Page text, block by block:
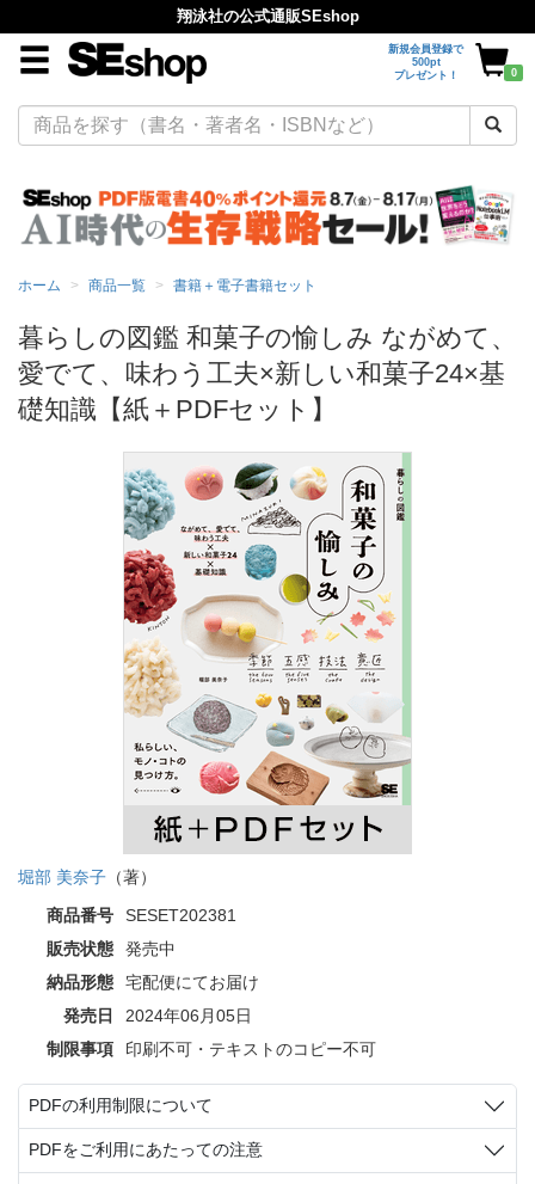
翔泳社の公式通販SEshop
新規会員登録で
500pt
プレゼント！
0
ホーム 商品一覧 書籍＋電子書籍セット
暮らしの図鑑 和菓子の愉しみ ながめて、
愛でて、味わう工夫×新しい和菓子24×基
礎知識【紙＋PDFセット】
堀部 美奈子 （著）
商品番号
SESET202381
販売状態
発売中
納品形態
宅配便にてお届け
発売日
2024年06月05日
制限事項
印刷不可・テキストのコピー不可
PDFの利用制限について
PDFをご利用にあたっての注意